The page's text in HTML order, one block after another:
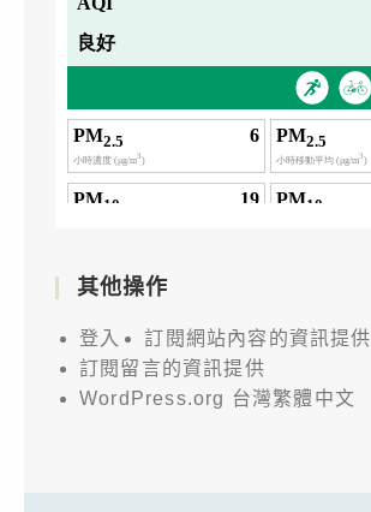
其他操作
登入
訂閱網站內容的資訊提供
訂閱留言的資訊提供
WordPress.org 台灣繁體中文